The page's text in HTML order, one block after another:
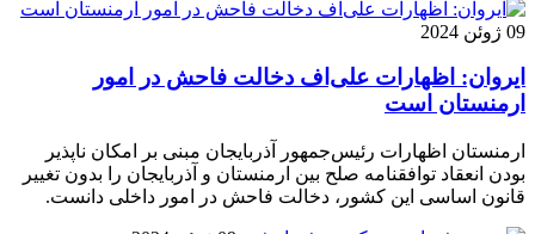
09 ژوئن 2024
ایروان: اظهارات علی‌اف دخالت فاحش در امور
ارمنستان است
ارمنستان اظهارات رئیس‌جمهور آذربایجان مبنی بر امکان ناپذیر
بودن انعقاد توافقنامه صلح بین ارمنستان و آذربایجان را بدون تغییر
قانون اساسی این کشور، دخالت فاحش در امور داخلی دانست.